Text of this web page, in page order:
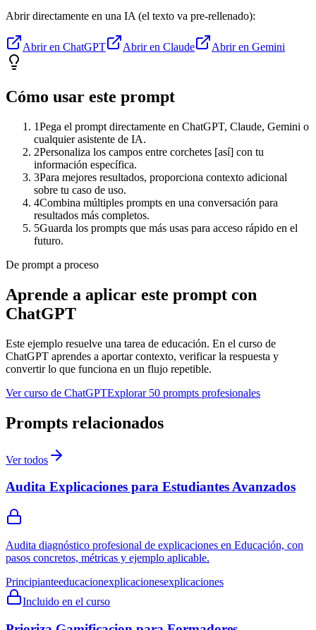
Abrir directamente en una IA (el texto va pre-rellenado):
Abrir en ChatGPT Abrir en Claude Abrir en Gemini
Cómo usar este prompt
1Pega el prompt directamente en ChatGPT, Claude, Gemini o
cualquier asistente de IA.
2Personaliza los campos entre corchetes [así] con tu
información específica.
3Para mejores resultados, proporciona contexto adicional
sobre tu caso de uso.
4Combina múltiples prompts en una conversación para
resultados más completos.
5Guarda los prompts que más usas para acceso rápido en el
futuro.
De prompt a proceso
Aprende a aplicar este prompt con
ChatGPT
Este ejemplo resuelve una tarea de educación. En el curso de
ChatGPT aprendes a aportar contexto, verificar la respuesta y
convertir lo que funciona en un flujo repetible.
Ver curso de ChatGPTExplorar 50 prompts profesionales
Prompts relacionados
Ver todos
Audita Explicaciones para Estudiantes Avanzados
Audita diagnóstico profesional de explicaciones en Educación, con
pasos concretos, métricas y ejemplo aplicable.
Principianteeducacionexplicacionesexplicaciones
Incluido en el curso